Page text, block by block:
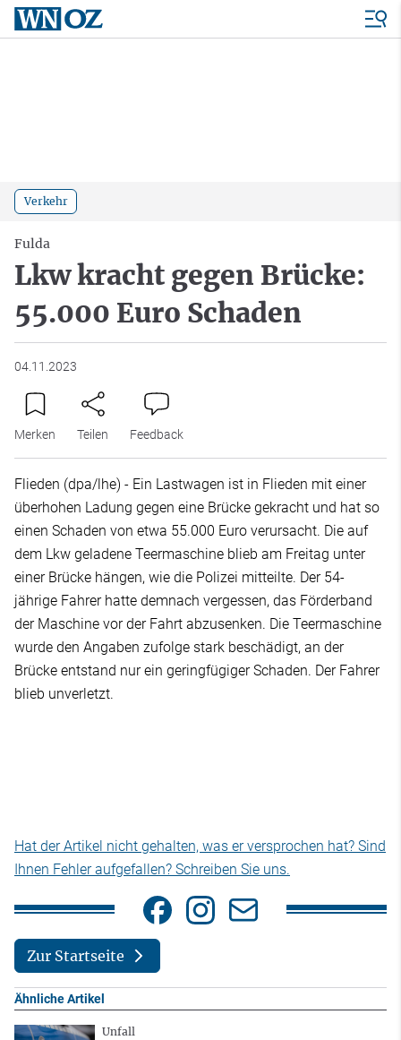
Verkehr
Fulda
Lkw kracht gegen Brücke:
55.000 Euro Schaden
04.11.2023
Merken Teilen Feedback
Flieden (dpa/lhe) - Ein Lastwagen ist in Flieden mit einer
überhohen Ladung gegen eine Brücke gekracht und hat so
einen Schaden von etwa 55.000 Euro verursacht. Die auf
dem Lkw geladene Teermaschine blieb am Freitag unter
einer Brücke hängen, wie die Polizei mitteilte. Der 54-
jährige Fahrer hatte demnach vergessen, das Förderband
der Maschine vor der Fahrt abzusenken. Die Teermaschine
wurde den Angaben zufolge stark beschädigt, an der
Brücke entstand nur ein geringfügiger Schaden. Der Fahrer
blieb unverletzt.
Hat der Artikel nicht gehalten, was er versprochen hat? Sind
Ihnen Fehler aufgefallen? Schreiben Sie uns.
Zur Startseite
Ähnliche Artikel
Unfall